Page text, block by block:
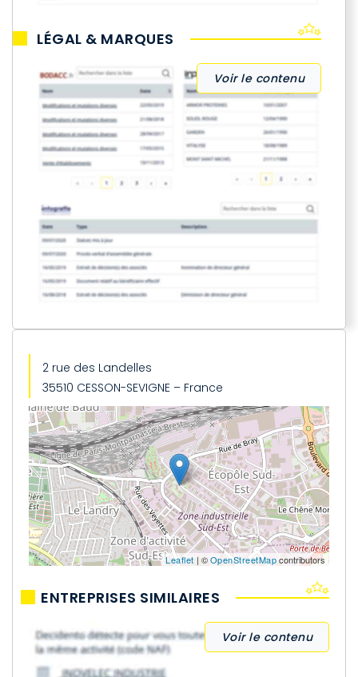
LÉGAL & MARQUES
Voir le contenu
2 rue des Landelles
35510 CESSON-SEVIGNE – France
Leaflet | ©OpenStreetMapcontributors
ENTREPRISES SIMILAIRES
Voir le contenu